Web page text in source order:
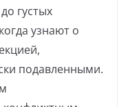
густых
узнают о
подавленными.